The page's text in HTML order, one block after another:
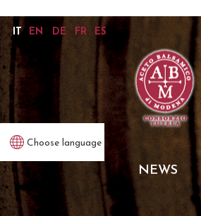
Choose language
NEWS
IT EN DE FR ES